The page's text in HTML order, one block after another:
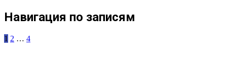
Навигация по записям
1 2 … 4